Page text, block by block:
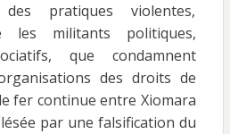
pratiques violentes,
les militants politiques,
que condamnent
des droits de
fer continue entre Xiomara
par une falsification du